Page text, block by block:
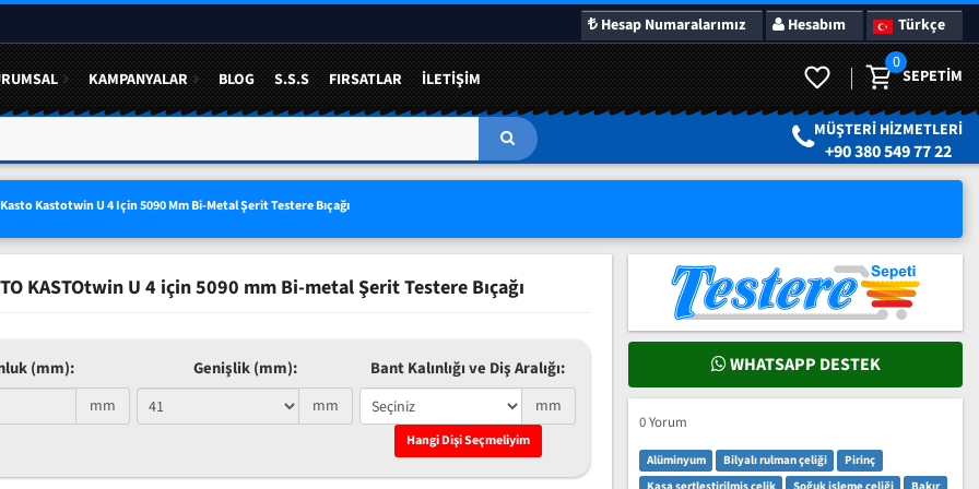
Hesap Numaralarımız Hesabım Türkçe
KAMPANYALAR BLOG S.S.S FIRSATLAR İLETIŞIM
0
SEPETIM
MÜŞTERI HIZMETLERI
+90 380 549 77 22
Kasto Kastotwin U 4 Için 5090 Mm Bi-Metal Şerit Testere Bıçağı
KASTOtwin U 4 için 5090 mm Bi-metal Şerit Testere Bıçağı
(mm):
mm
Genişlik (mm):
mm
Bant Kalınlığı ve Diş Aralığı:
mm
Hangi Dişi Seçmeliyim
WHATSAPP DESTEK
0 Yorum
Alüminyum Bilyalı rulman çeliği
Pirinç
YÜZDE 50 YE VARAN 3 LÜ SETLERDE AVANTAJLI FIYATLAR SÜRPRIZ KAMPANYALAR